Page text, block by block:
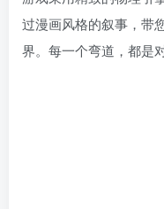
过漫画风格的叙事，带
界。每一个弯道，都是